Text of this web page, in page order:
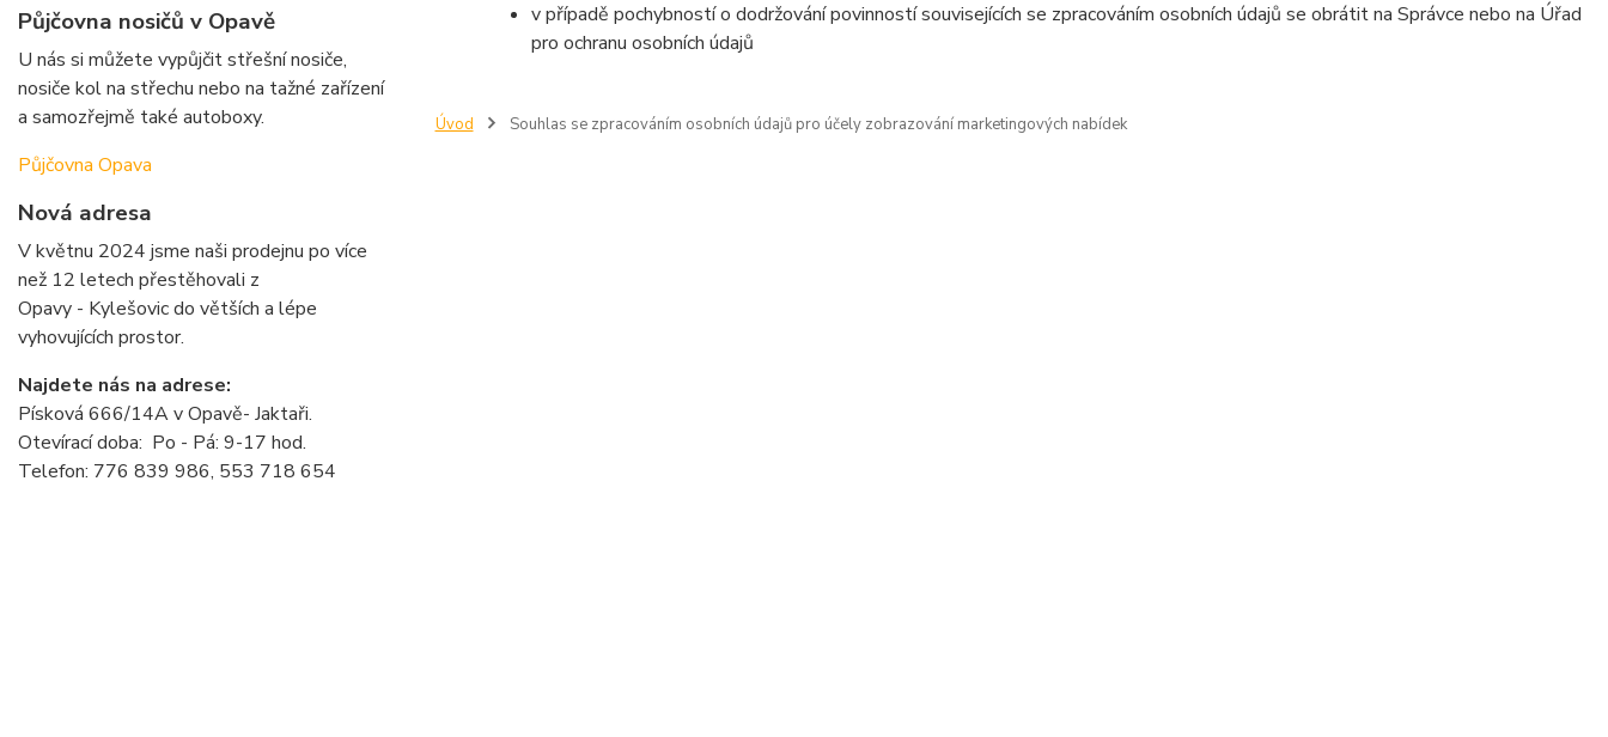
Půjčovna nosičů v Opavě
U nás si můžete vypůjčit střešní nosiče,
nosiče kol na střechu nebo na tažné zařízení
a samozřejmě také autoboxy.
Půjčovna Opava
Nová adresa
V květnu 2024 jsme naši prodejnu po více
než 12 letech přestěhovali z
Opavy - Kylešovic do větších a lépe
vyhovujících prostor.
Najdete nás na adrese:
Písková 666/14A v Opavě- Jaktaři.
Otevírací doba: Po - Pá: 9-17 hod.
Telefon: 776 839 986, 553 718 654
Úvod Souhlas se zpracováním osobních údajů pro účely zobrazování marketingových nabídek
v případě pochybností o dodržování povinností souvisejících se zpracováním osobních údajů se obrátit na Správce nebo na Úřad
pro ochranu osobních údajů